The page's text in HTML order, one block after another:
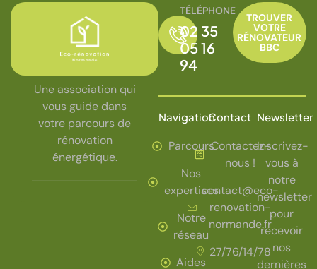
Une association qui
vous guide dans
votre parcours de
rénovation
énergétique.
TÉLÉPHONE
02 35
05 16
94
TROUVER
VOTRE
RÉNOVATEUR
BBC
Navigation
Parcours
Nos
expertises
Notre
réseau
Aides
Contact
Contactez-
nous !
contact@eco-
renovation-
normande.fr
27/76/14/78
Newsletter
Inscrivez-
vous à
notre
newsletter
pour
recevoir
nos
dernières